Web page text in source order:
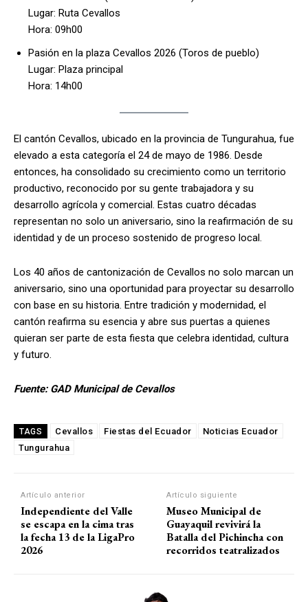
Lugar: Ruta Cevallos
Hora: 09h00
Pasión en la plaza Cevallos 2026 (Toros de pueblo)
Lugar: Plaza principal
Hora: 14h00
El cantón Cevallos, ubicado en la provincia de Tungurahua, fue
elevado a esta categoría el 24 de mayo de 1986. Desde
entonces, ha consolidado su crecimiento como un territorio
productivo, reconocido por su gente trabajadora y su
desarrollo agrícola y comercial. Estas cuatro décadas
representan no solo un aniversario, sino la reafirmación de su
identidad y de un proceso sostenido de progreso local.
Los 40 años de cantonización de Cevallos no solo marcan un
aniversario, sino una oportunidad para proyectar su desarrollo
con base en su historia. Entre tradición y modernidad, el
cantón reafirma su esencia y abre sus puertas a quienes
quieran ser parte de esta fiesta que celebra identidad, cultura
y futuro.
Fuente: GAD Municipal de Cevallos
TAGS Cevallos Fiestas del Ecuador
Noticias Ecuador
Tungurahua
Artículo anterior
Independiente del Valle
se escapa en la cima tras
la fecha 13 de la LigaPro
2026
Artículo siguiente
Museo Municipal de
Guayaquil revivirá la
Batalla del Pichincha con
recorridos teatralizados